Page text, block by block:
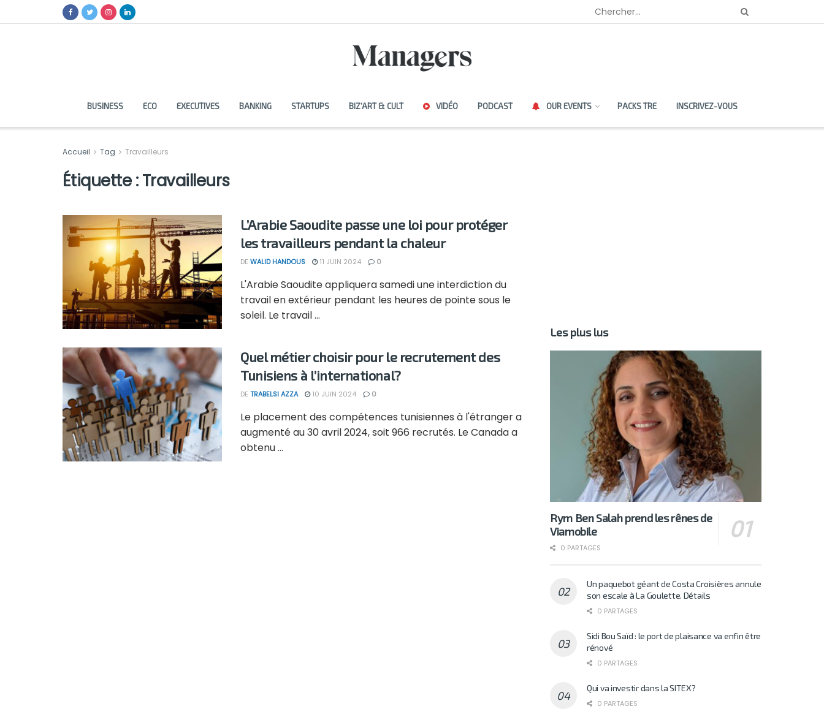
BUSINESS ECO EXECUTIVES BANKING STARTUPS BIZ’ART & CULT VIDÉO PODCAST OUR EVENTS PACKS TRE INSCRIVEZ-VOUS
Accueil Tag Travailleurs
Étiquette :Travailleurs
L’Arabie Saoudite passe une loi pour protéger
les travailleurs pendant la chaleur
DE WALID HANDOUS 11 JUIN 2024 0
L'Arabie Saoudite appliquera samedi une interdiction du
travail en extérieur pendant les heures de pointe sous le
soleil. Le travail ...
Quel métier choisir pour le recrutement des
Tunisiens à l’international?
DE TRABELSI AZZA 10 JUIN 2024 0
Le placement des compétences tunisiennes à l'étranger a
augmenté au 30 avril 2024, soit 966 recrutés. Le Canada a
obtenu ...
Les plus lus
Rym Ben Salah prend les rênes de
Viamobile
0 PARTAGES
Un paquebot géant de Costa Croisières annule
son escale à La Goulette. Détails
0 PARTAGES
Sidi Bou Saïd : le port de plaisance va enfin être
rénové
0 PARTAGES
Qui va investir dans la SITEX?
0 PARTAGES